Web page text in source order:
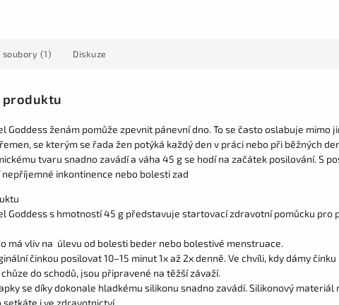
(1) Diskuze
produktu
Goddess ženám pomůže zpevnit pánevní dno.Tose často oslabuje mimo
se kterýmse řada žen potýká každý den v práci nebo při běžných
tvaru snadno zavádía váha 45 gse hodína začátek posilování.S
nepříjemné inkontinence nebo bolesti zad
Goddess s hmotností 45 g představuje startovací zdravotní pomůcku pro
má vliv na úlevu od bolesti beder nebo bolestivé menstruace.
činkou posilovat 10–15 minut 1x až 2x denně. Ve chvíli, kdy dámy
do schodů, jsou připravené na těžší závaží.
se díky dokonale hladkému silikonu snadno zavádí. Silikonový